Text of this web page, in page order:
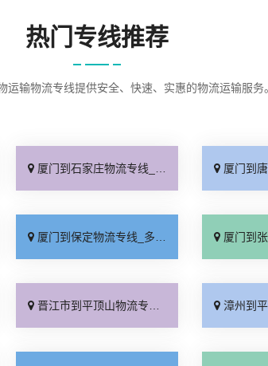
热门专线推荐
运输物流专线提供安全、快速、实惠的物流运输服务。
厦门到石家庄物流专线_合理收费「定点发车」 厦门到唐山物
厦门到保定物流专线_多少一吨「托运省心」 厦门到张家口物
晋江市到平顶山物流专线_要几天到「省事省心」 漳州到平顶山物